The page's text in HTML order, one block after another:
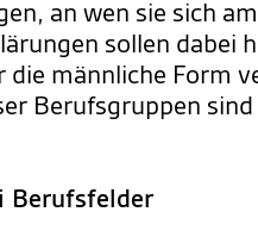
an wen sie sich
sollen dabei
die männliche Form
Berufsgruppen
Berufsfelder